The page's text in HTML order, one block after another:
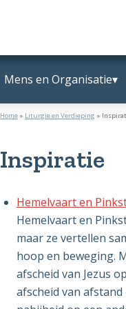
Mens en Organisatie
Home » Liturgie en Verdieping »
Inspiratie
Hemelvaart en
Hemelvaart en
maar ze vertellen
hoop en beweging.
afscheid van Jezus
afscheid van